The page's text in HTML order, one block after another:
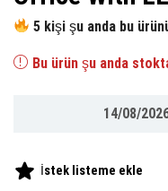
5 kişi şu anda bu
Bu ürün şu anda
14/08/
İstek listeme ekle